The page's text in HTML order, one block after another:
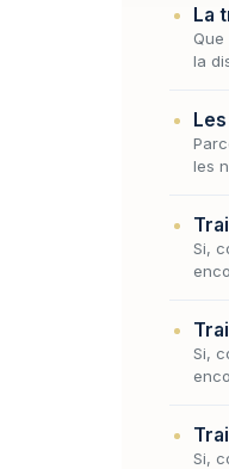
La
la
les
Si,
Si,
Si,